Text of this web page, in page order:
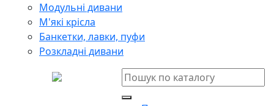
Модульні дивани
М'які крісла
Банкетки, лавки, пуфи
Розкладні дивани